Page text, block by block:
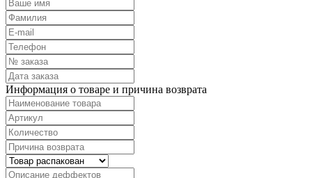
Информация о товаре и причина возврата